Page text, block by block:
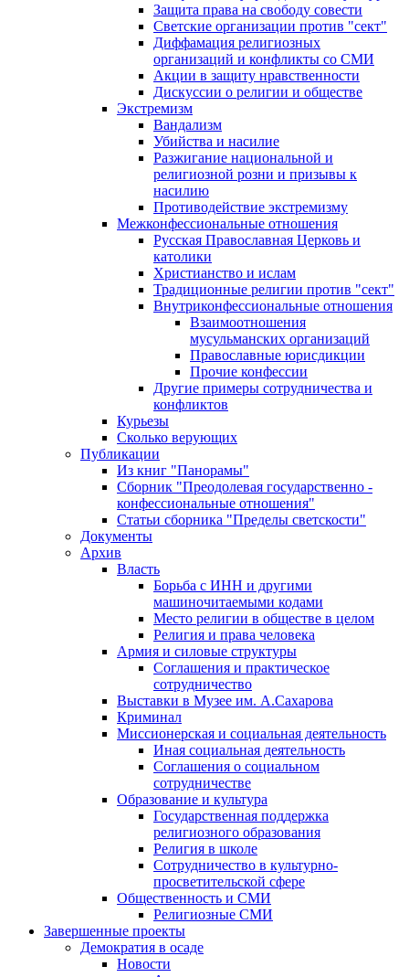
Защита права на свободу совести
Светские организации против "сект"
Диффамация религиозных
организаций и конфликты со СМИ
Акции в защиту нравственности
Дискуссии о религии и обществе
Экстремизм
Вандализм
Убийства и насилие
Разжигание национальной и
религиозной розни и призывы к
насилию
Противодействие экстремизму
Межконфессиональные отношения
Русская Православная Церковь и
католики
Христианство и ислам
Традиционные религии против "сект"
Внутриконфессиональные отношения
Взаимоотношения
мусульманских организаций
Православные юрисдикции
Прочие конфессии
Другие примеры сотрудничества и
конфликтов
Курьезы
Сколько верующих
Публикации
Из книг "Панорамы"
Сборник "Преодолевая государственно -
конфессиональные отношения"
Статьи сборника "Пределы светскости"
Документы
Архив
Власть
Борьба с ИНН и другими
машиночитаемыми кодами
Место религии в обществе в целом
Религия и права человека
Армия и силовые структуры
Соглашения и практическое
сотрудничество
Выставки в Музее им. А.Сахарова
Криминал
Миссионерская и социальная деятельность
Иная социальная деятельность
Соглашения о социальном
сотрудничестве
Образование и культура
Государственная поддержка
религиозного образования
Религия в школе
Сотрудничество в культурно-
просветительской сфере
Общественность и СМИ
Религиозные СМИ
Завершенные проекты
Демократия в осаде
Новости